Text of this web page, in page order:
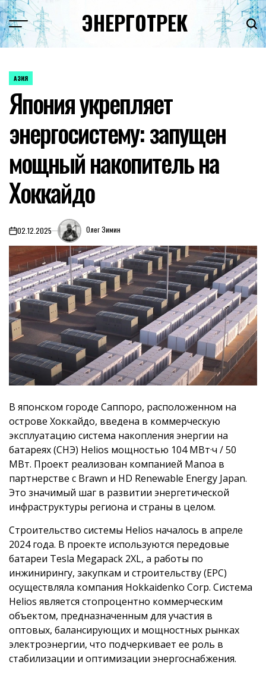
Перейти
к
содержимому
ЭНЕРГОТРЕК
ОПУБЛИКОВАНО
АЗИЯ
Япония укрепляет
энергосистему: запущен
мощный накопитель на
Хоккайдо
on02.12.2025 Олег Зимин
В японском городе Саппоро, расположенном на
острове Хоккайдо, введена в коммерческую
эксплуатацию система накопления энергии на
батареях (СНЭ) Helios мощностью 104 МВт·ч / 50
МВт. Проект реализован компанией Manoa в
партнерстве с Brawn и HD Renewable Energy Japan.
Это значимый шаг в развитии энергетической
инфраструктуры региона и страны в целом.
Строительство системы Helios началось в апреле
2024 года. В проекте используются передовые
батареи Tesla Megapack 2XL, а работы по
инжинирингу, закупкам и строительству (EPC)
осуществляла компания Hokkaidenko Corp. Система
Helios является стопроцентно коммерческим
объектом, предназначенным для участия в
оптовых, балансирующих и мощностных рынках
электроэнергии, что подчеркивает ее роль в
стабилизации и оптимизации энергоснабжения.